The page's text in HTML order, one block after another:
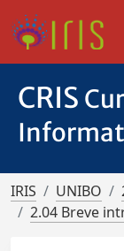
CRIS
IRIS UNIBO
2.04 Breve